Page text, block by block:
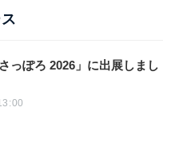
っぽろ 2026」に出展しまし